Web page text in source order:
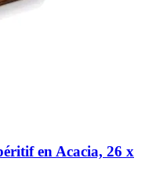
en Acacia, 26 x